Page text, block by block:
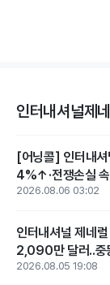
인터내셔널제
[어닝콜] 인터내
4%↑·전쟁손실
2026.08.06 03:02
인터내셔널 제네
2,090만 달러..중
2026.08.05 19:08